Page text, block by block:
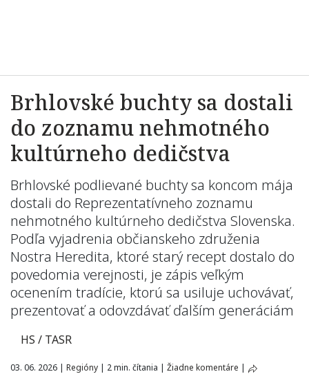
Brhlovské buchty sa dostali
do zoznamu nehmotného
kultúrneho dedičstva
Brhlovské podlievané buchty sa koncom mája
dostali do Reprezentatívneho zoznamu
nehmotného kultúrneho dedičstva Slovenska.
Podľa vyjadrenia občianskeho združenia
Nostra Heredita, ktoré starý recept dostalo do
povedomia verejnosti, je zápis veľkým
ocenením tradície, ktorú sa usiluje uchovávať,
prezentovať a odovzdávať ďalším generáciám
HS / TASR
03. 06. 2026 | Regióny | 2 min. čítania | Žiadne komentáre |